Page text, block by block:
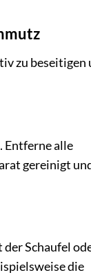
zu beseitigen
Entferne alle
gereinigt
Schaufel
die